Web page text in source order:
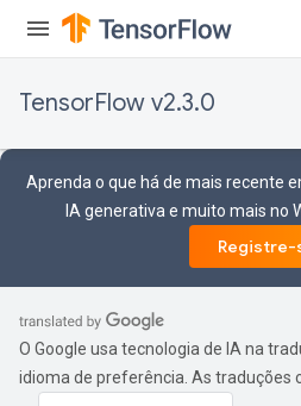
TensorFlow v2.3.0
Aprenda o que há de mais recente
IA generativa e muito mais no
Registre-
O Google usa tecnologia de IA na
idioma de preferência. As traduções